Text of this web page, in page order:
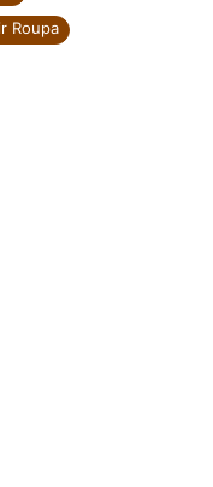
Roupa